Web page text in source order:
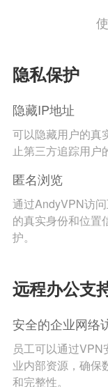
隐私保护
隐藏IP地址
可以隐藏用户的真
止第三方追踪用户
匿名浏览
通过AndyVPN访
的真实身份和位置
护。
远程办公支
安全的企业网络
员工可以通过VPN
业内部资源，确保
和完整性。